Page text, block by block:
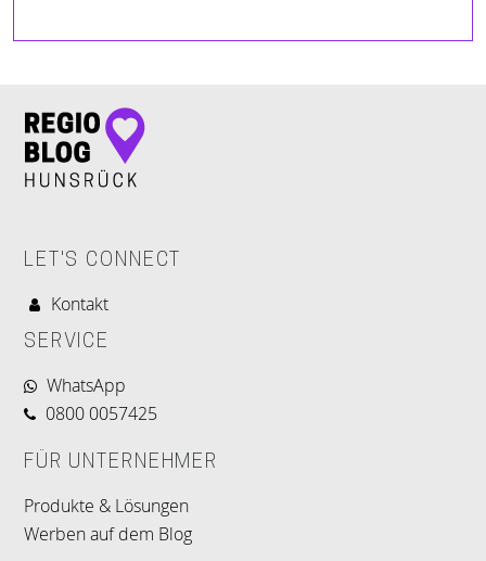
LET'S CONNECT
Kontakt
SERVICE
WhatsApp
0800 0057425
FÜR UNTERNEHMER
Produkte & Lösungen
Werben auf dem Blog